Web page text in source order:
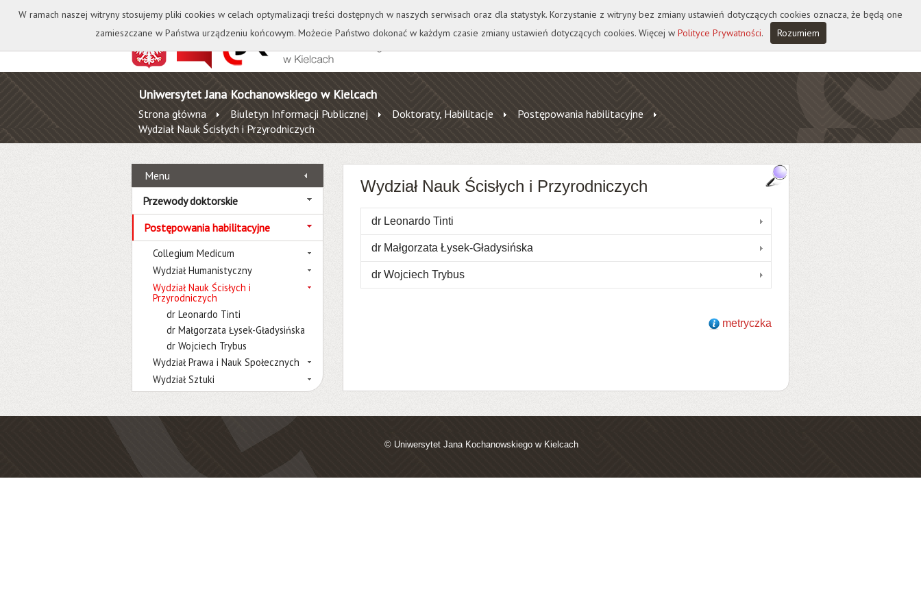
Kontakt Biblioteka Wydawnictwo Wirtualna Uczelnia A A A A
Uniwersytet Jana Kochanowskiego w Kielcach
Strona główna Biuletyn Informacji Publicznej Doktoraty, Habilitacje
Postępowania habilitacyjne
Wydział Nauk Ścisłych i Przyrodniczych
Menu
Przewody doktorskie
Postępowania habilitacyjne
Collegium Medicum
Wydział Humanistyczny
Wydział Nauk Ścisłych i
Przyrodniczych
dr Leonardo Tinti
dr Małgorzata Łysek-Gładysińska
dr Wojciech Trybus
Wydział Prawa i Nauk Społecznych
Wydział Sztuki
Wydział Nauk Ścisłych i Przyrodniczych
dr Leonardo Tinti
dr Małgorzata Łysek-Gładysińska
dr Wojciech Trybus
metryczka
© Uniwersytet Jana Kochanowskiego w Kielcach
W ramach naszej witryny stosujemy pliki cookies w celach optymalizacji treści dostępnych w naszych serwisach oraz dla statystyk. Korzystanie z witryny bez zmiany ustawień dotyczących cookies oznacza, że będą one
zamieszczane w Państwa urządzeniu końcowym. Możecie Państwo dokonać w każdym czasie zmiany ustawień dotyczących cookies. Więcej w Polityce Prywatności. Rozumiem